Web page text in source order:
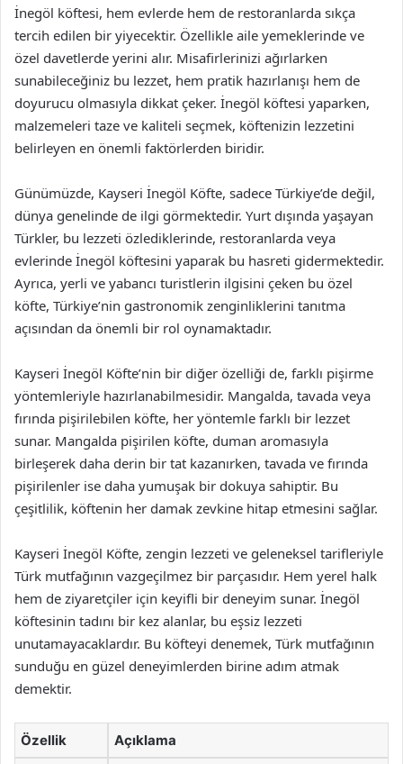
İnegöl köftesi, hem evlerde hem de restoranlarda sıkça
tercih edilen bir yiyecektir. Özellikle aile yemeklerinde ve
özel davetlerde yerini alır. Misafirlerinizi ağırlarken
sunabileceğiniz bu lezzet, hem pratik hazırlanışı hem de
doyurucu olmasıyla dikkat çeker. İnegöl köftesi yaparken,
malzemeleri taze ve kaliteli seçmek, köftenizin lezzetini
belirleyen en önemli faktörlerden biridir.
Günümüzde, Kayseri İnegöl Köfte, sadece Türkiye’de değil,
dünya genelinde de ilgi görmektedir. Yurt dışında yaşayan
Türkler, bu lezzeti özlediklerinde, restoranlarda veya
evlerinde İnegöl köftesini yaparak bu hasreti gidermektedir.
Ayrıca, yerli ve yabancı turistlerin ilgisini çeken bu özel
köfte, Türkiye’nin gastronomik zenginliklerini tanıtma
açısından da önemli bir rol oynamaktadır.
Kayseri İnegöl Köfte’nin bir diğer özelliği de, farklı pişirme
yöntemleriyle hazırlanabilmesidir. Mangalda, tavada veya
fırında pişirilebilen köfte, her yöntemle farklı bir lezzet
sunar. Mangalda pişirilen köfte, duman aromasıyla
birleşerek daha derin bir tat kazanırken, tavada ve fırında
pişirilenler ise daha yumuşak bir dokuya sahiptir. Bu
çeşitlilik, köftenin her damak zevkine hitap etmesini sağlar.
Kayseri İnegöl Köfte, zengin lezzeti ve geleneksel tarifleriyle
Türk mutfağının vazgeçilmez bir parçasıdır. Hem yerel halk
hem de ziyaretçiler için keyifli bir deneyim sunar. İnegöl
köftesinin tadını bir kez alanlar, bu eşsiz lezzeti
unutamayacaklardır. Bu köfteyi denemek, Türk mutfağının
sunduğu en güzel deneyimlerden birine adım atmak
demektir.
Özellik Açıklama